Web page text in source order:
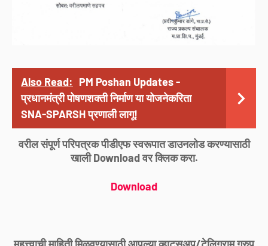
Also Read: PM Poshan Updates -
प्रधानमंत्री पोषणशक्ती निर्माण या योजनेकरिता
SNA-SPARSH प्रणाली लागू!
वरील संपूर्ण परिपत्रक पीडीएफ स्वरूपात डाउनलोड करण्यासाठी
खाली Download वर क्लिक करा.
Download